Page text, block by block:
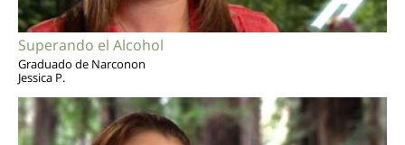
Superando el Alcohol
Graduado de Narconon
Jessica P.